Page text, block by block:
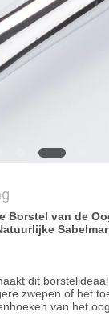
Borstel van de
dit
zwepen of het
van het